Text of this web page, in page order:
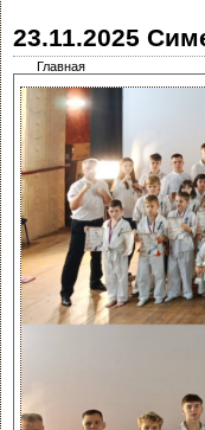
23.11.2025
Главная